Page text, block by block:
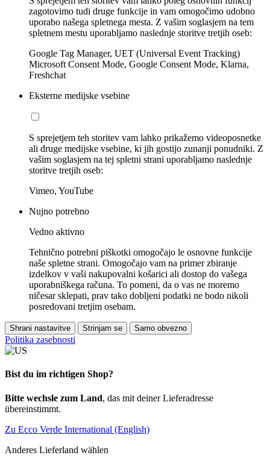
zagotovimo tudi druge funkcije in vam omogočimo udobno
uporabo našega spletnega mesta. Z vašim soglasjem na tem
spletnem mestu uporabljamo naslednje storitve tretjih oseb:
Google Tag Manager, UET (Universal Event Tracking)
Microsoft Consent Mode, Google Consent Mode, Klarna,
Freshchat
Eksterne medijske vsebine
S sprejetjem teh storitev vam lahko prikažemo videoposnetke
ali druge medijske vsebine, ki jih gostijo zunanji ponudniki. Z
vašim soglasjem na tej spletni strani uporabljamo naslednje
storitve tretjih oseb:
Vimeo, YouTube
Nujno potrebno
Vedno aktivno
Tehnično potrebni piškotki omogočajo le osnovne funkcije
naše spletne strani. Omogočajo vam na primer zbiranje
izdelkov v vaši nakupovalni košarici ali dostop do vašega
uporabniškega računa. To pomeni, da o vas ne moremo
ničesar sklepati, prav tako dobljeni podatki ne bodo nikoli
posredovani tretjim osebam.
Shrani nastavitve Strinjam se Samo obvezno
Politika zasebnosti
Bist du im richtigen Shop?
Bitte wechsle zum Land, das mit deiner Lieferadresse
übereinstimmt.
Zu Ecco Verde International (English)
Anderes Lieferland wählen